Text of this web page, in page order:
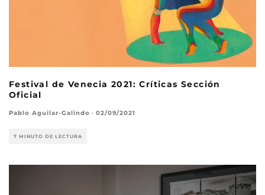
Festival de Venecia 2021: Críticas Sección
Oficial
Pablo Aguilar-Galindo · 02/09/2021
7 MINUTO DE LECTURA